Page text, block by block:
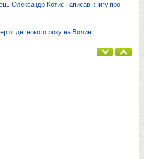
Олександр Котис написав книгу про
дні нового року на Волині